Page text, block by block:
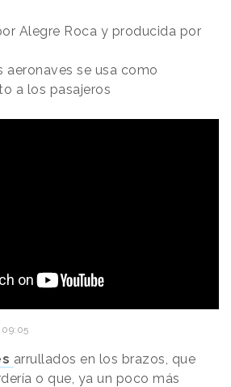
Alegre Roca y producida por
aeronaves se usa como
a los pasajeros
arrullados en los brazos, que
o que, ya un poco más